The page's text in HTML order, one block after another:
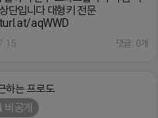
단입니다 대형키 전문
aqWWD
댓글: 0개
하는 프로도
비공개